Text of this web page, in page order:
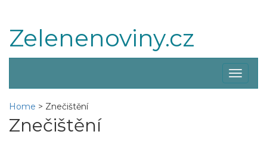
Zelenenoviny.cz
menu
Home > Znečištění
Znečištění